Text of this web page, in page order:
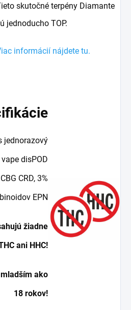
skutočné terpény Diamante
jednoducho TOP.
informácií nájdete tu.
jednorazový
vape disPOD
CRD, 3%
EPN
žiadne
ani HHC!
ako
18 rokov!